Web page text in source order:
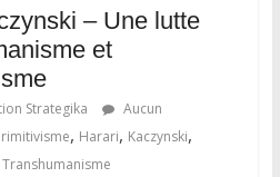
– Une lutte
et
Strategika
Aucun
, Harari, Kaczynski,
Transhumanisme